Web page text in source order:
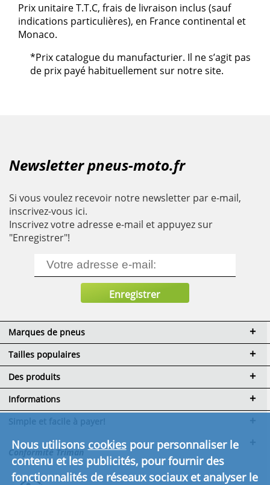
Prix unitaire T.T.C, frais de livraison inclus (sauf
indications particulières), en France continental et
Monaco.
*Prix catalogue du manufacturier. Il ne s’agit pas
de prix payé habituellement sur notre site.
Newsletter pneus-moto.fr
Si vous voulez recevoir notre newsletter par e-mail,
inscrivez-vous ici.
Inscrivez votre adresse e-mail et appuyez sur
"Enregistrer"!
Marques de pneus
Tailles populaires
Des produits
Informations
et de livraison
Conformité Triman
Nous utilisons cookiespour personnaliser le
contenu et les publicités, pour fournir des
fonctionnalités de réseaux sociaux et analyser le